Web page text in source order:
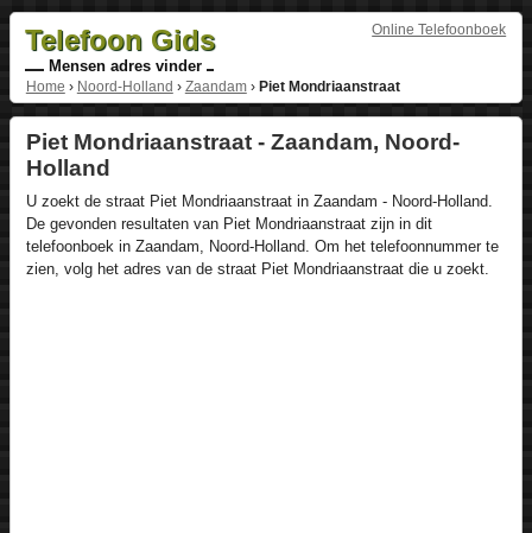
Online Telefoonboek
Telefoon Gids
Mensen adres vinder
Home › Noord-Holland › Zaandam› Piet Mondriaanstraat
Piet Mondriaanstraat - Zaandam, Noord-
Holland
U zoekt de straat Piet Mondriaanstraat in Zaandam - Noord-Holland.
De gevonden resultaten van Piet Mondriaanstraat zijn in dit
telefoonboek in Zaandam, Noord-Holland. Om het telefoonnummer te
zien, volg het adres van de straat Piet Mondriaanstraat die u zoekt.